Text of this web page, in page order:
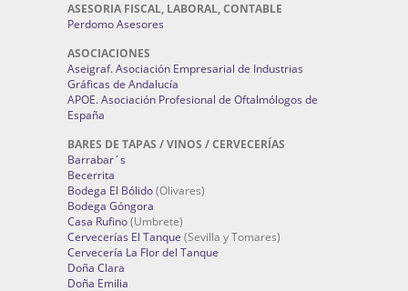
ASESORIA FISCAL, LABORAL, CONTABLE
Perdomo Asesores
ASOCIACIONES
Aseigraf. Asociación Empresarial de Industrias
Gráficas de Andalucía
APOE. Asociación Profesional de Oftalmólogos de
España
BARES DE TAPAS / VINOS / CERVECERÍAS
Barrabar´s
Becerrita
Bodega El Bólido(Olivares)
Bodega Góngora
Casa Rufino(Umbrete)
Cervecerías El Tanque (Sevilla y Tomares)
Cervecería La Flor del Tanque
Doña Clara
Doña Emilia